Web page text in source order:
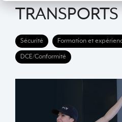
TRANSPORTS
Sécurité Formation et
DCE/Conformité